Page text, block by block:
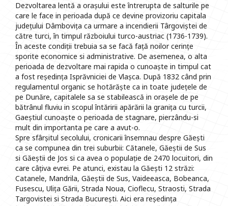
Dezvoltarea lentă a orașului este întrerupta de salturile pe
care le face in perioada după ce devine provizoriu capitala
județului Dâmbovița ca urmare a incendierii Târgoviștei de
către turci, în timpul războiului turco-austriac (1736-1739).
În aceste condiții trebuia sa se facă față noilor cerințe
sporite economice si administrative. De asemenea, o alta
perioada de dezvoltare mai rapida o cunoaște in timpul cat
a fost reședința Isprăvniciei de Vlașca. După 1832 când prin
regulamentul organic se hotărăște ca in toate județele de
pe Dunăre, capitalele sa se stabilească in orașele de pe
bătrânul fluviu in scopul întăririi apărării la granița cu turcii,
Gaeștiul cunoaște o perioada de stagnare, pierzându-si
mult din importanta pe care a avut-o.
Spre sfârșitul secolului, cronicarii însemnau despre Găești
ca se compunea din trei suburbii: Cătanele, Găeștii de Sus
si Găeștii de Jos si ca avea o populație de 2470 locuitori, din
care câțiva evrei. Pe atunci, existau la Găești 12 străzi:
Catanele, Mandrila, Găeștii de Sus, Vaideeasca, Bobeanca,
Fusescu, Ulița Gării, Strada Noua, Cioflecu, Straosti, Strada
Targovistei si Strada București. Aici era reședința